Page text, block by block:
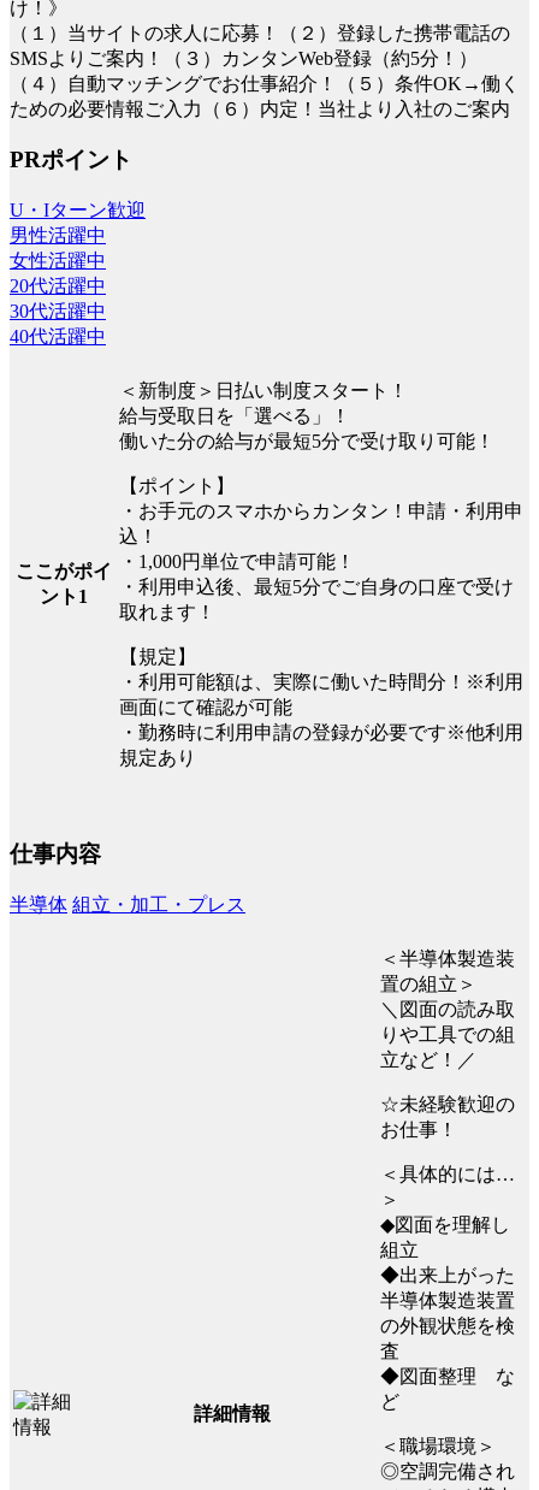
け！》
（１）当サイトの求人に応募！（２）登録した携帯電話の
SMSよりご案内！（３）カンタンWeb登録（約5分！）
（４）自動マッチングでお仕事紹介！（５）条件OK→働く
ための必要情報ご入力（６）内定！当社より入社のご案内
PRポイント
U・Iターン歓迎
男性活躍中
女性活躍中
20代活躍中
30代活躍中
40代活躍中
ここがポイ
ント1
＜新制度＞日払い制度スタート！
給与受取日を「選べる」！
働いた分の給与が最短5分で受け取り可能！
【ポイント】
・お手元のスマホからカンタン！申請・利用申
込！
・1,000円単位で申請可能！
・利用申込後、最短5分でご自身の口座で受け
取れます！
【規定】
・利用可能額は、実際に働いた時間分！※利用
画面にて確認が可能
・勤務時に利用申請の登録が必要です※他利用
規定あり
仕事内容
半導体 組立・加工・プレス
詳細情報
＜半導体製造装
置の組立＞
＼図面の読み取
りや工具での組
立など！／
☆未経験歓迎の
お仕事！
＜具体的には…
＞
◆図面を理解し
組立
◆出来上がった
半導体製造装置
の外観状態を検
査
◆図面整理 な
ど
＜職場環境＞
◎空調完備され